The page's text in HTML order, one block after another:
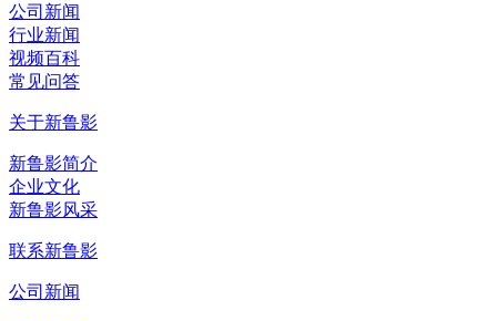
公司新闻
行业新闻
视频百科
常见问答
关于新鲁影
新鲁影简介
企业文化
新鲁影风采
联系新鲁影
公司新闻